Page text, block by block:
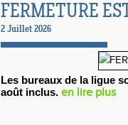
FERMETURE
2 Juillet 2026
Les bureaux de la ligue
août inclus. en lire plus